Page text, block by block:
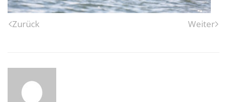
Zurück Weiter